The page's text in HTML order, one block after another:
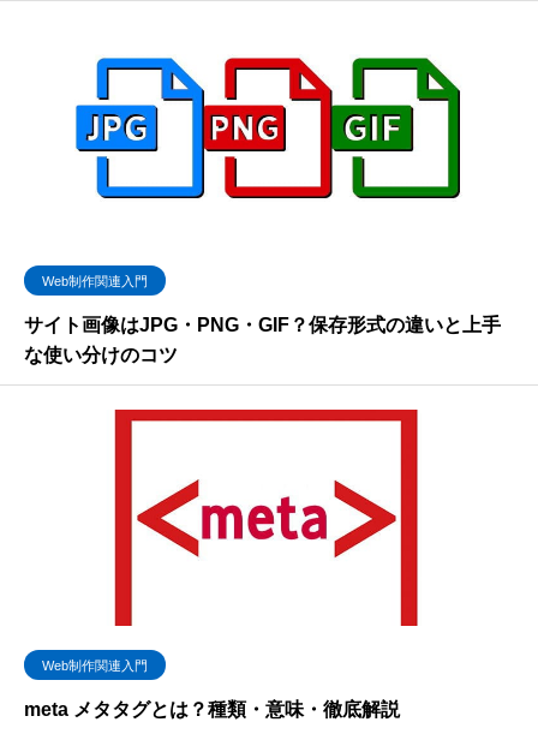
Web制作関連入門
サイト画像はJPG・PNG・GIF？保存形式の違いと上手
な使い分けのコツ
Web制作関連入門
meta メタタグとは？種類・意味・徹底解説